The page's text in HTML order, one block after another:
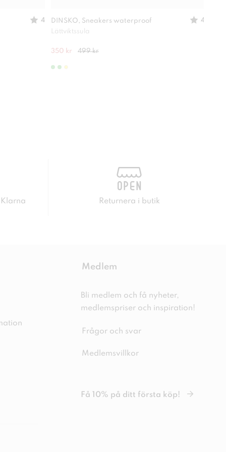
4
DINSKO, Sneakers waterproof
4
Lättviktssula
350 kr 499 kr
Returnera i butik
Medlem
Bli medlem och få nyheter,
medlemspriser och inspiration!
Frågor och svar
Medlemsvillkor
Få 10% på ditt första köp!